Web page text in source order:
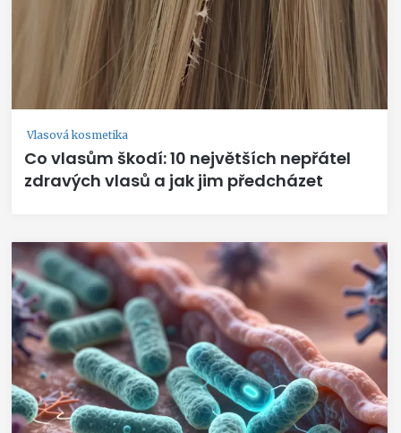
Vlasová kosmetika
Co vlasům škodí: 10 největších nepřátel
zdravých vlasů a jak jim předcházet